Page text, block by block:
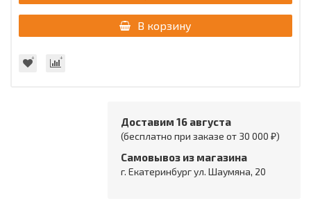
В корзину
Доставим 16 августа
(бесплатно при заказе от 30 000 ₽)
Самовывоз из магазина
г. Екатеринбург ул. Шаумяна, 20